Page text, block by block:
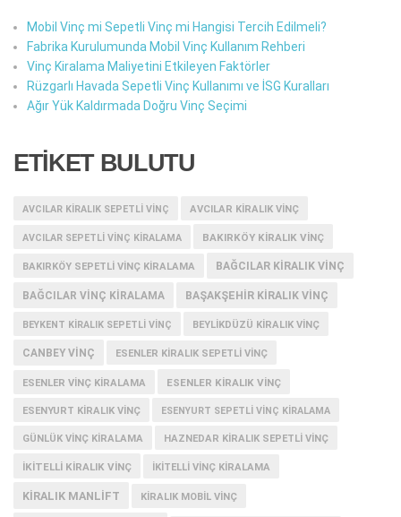
Mobil Vinç mi Sepetli Vinç mi Hangisi Tercih Edilmeli?
Fabrika Kurulumunda Mobil Vinç Kullanım Rehberi
Vinç Kiralama Maliyetini Etkileyen Faktörler
Rüzgarlı Havada Sepetli Vinç Kullanımı ve İSG Kuralları
Ağır Yük Kaldırmada Doğru Vinç Seçimi
ETİKET BULUTU
AVCILAR KIRALIK SEPETLI VINÇ AVCILAR KIRALIK VINÇ
AVCILAR SEPETLI VINÇ KIRALAMA BAKIRKÖY KIRALIK VINÇ
BAKIRKÖY SEPETLI VINÇ KIRALAMA BAĞCILAR KIRALIK VINÇ
BAĞCILAR VINÇ KIRALAMA BAŞAKŞEHIR KIRALIK VINÇ
BEYKENT KIRALIK SEPETLI VINÇ BEYLIKDÜZÜ KIRALIK VINÇ
CANBEY VINÇ ESENLER KIRALIK SEPETLI VINÇ
ESENLER VINÇ KIRALAMA ESENLER KIRALIK VINÇ
ESENYURT KIRALIK VINÇ ESENYURT SEPETLI VINÇ KIRALAMA
GÜNLÜK VINÇ KIRALAMA HAZNEDAR KIRALIK SEPETLI VINÇ
IKITELLI KIRALIK VINÇ IKITELLI VINÇ KIRALAMA
KIRALIK MANLIFT KIRALIK MOBIL VINÇ